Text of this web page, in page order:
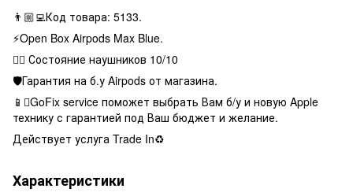
👨🏼‍💻Код товара: 5133.
⚡️Open Box Airpods Max Blue.
👌🏻 Состояние наушников 10/10
🛡Гарантия на б.у Airpods от магазина.
📱GoFix service поможет выбрать Вам б/у и новую Apple
технику с гарантией под Ваш бюджет и желание.
Действует услуга Trade In♻️
Характеристики